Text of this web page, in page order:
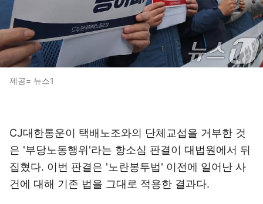
제공= 뉴스1
CJ대한통운이 택배노조와의 단체교섭을 거부한 것
은 '부당노동행위'라는 항소심 판결이 대법원에서 뒤
집혔다. 이번 판결은 '노란봉투법' 이전에 일어난 사
건에 대해 기존 법을 그대로 적용한 결과다.